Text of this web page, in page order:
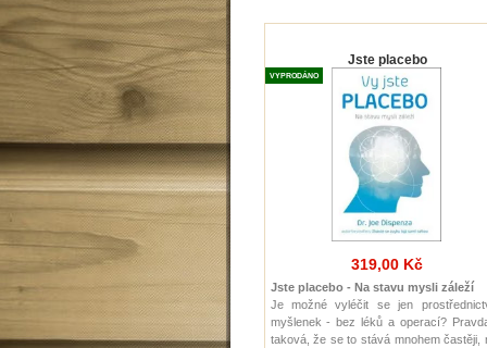
Jste placebo
VYPRODÁNO
319,00 Kč
Jste placebo - Na stavu mysli záleží
Je možné vyléčit se jen
myšlenek - bez léků a operací?
taková, že se to stává mnohem častěji,